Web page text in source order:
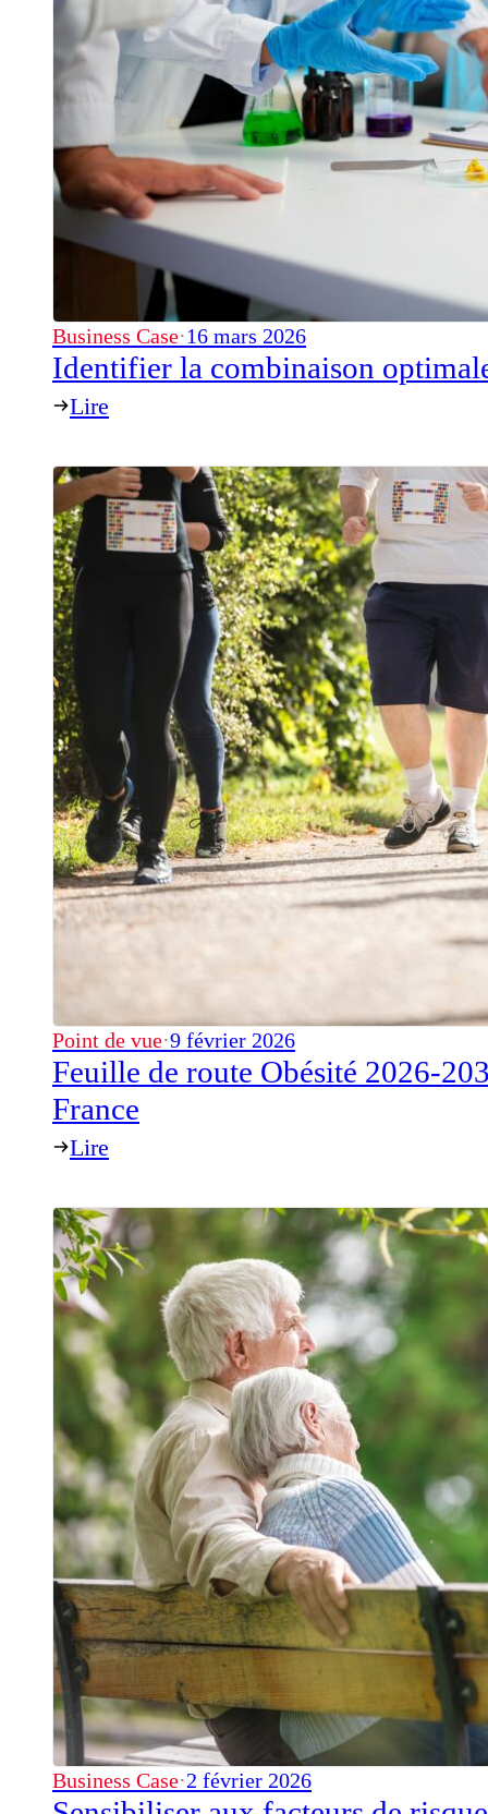
Business Case·16 mars 2026
Identifier la combinaison
Lire
Point de vue·9 février 2026
Feuille de route Obésité 2026-
France
Lire
Business Case·2 février 2026